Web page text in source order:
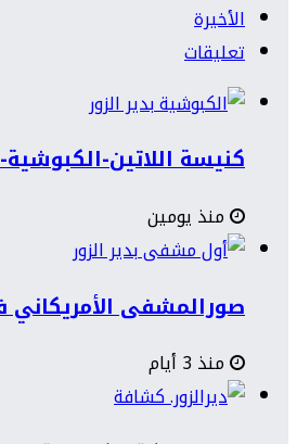
الأخيرة
تعليقات
كنيسة اللاتين-الكبوشية-
منذ يومين
صورالمشفى الأمريكاني
منذ 3 أيام